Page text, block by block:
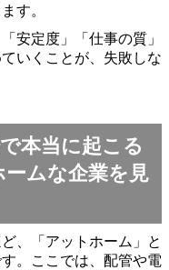
す。
安定度」「仕事の質」
いくことが、失敗しな
本当に起こる
ームな企業を見
、「アットホーム」と
。ここでは、配管や電